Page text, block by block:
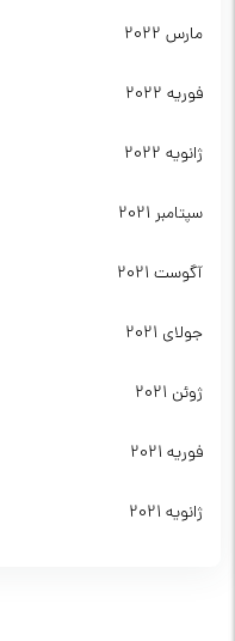
مارس 2022
فوریه 2022
ژانویه 2022
سپتامبر 2021
آگوست 2021
جولای 2021
ژوئن 2021
فوریه 2021
ژانویه 2021